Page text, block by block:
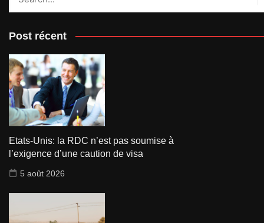
Post récent
Etats-Unis: la RDC n’est pas soumise à
l’exigence d’une caution de visa
5 août 2026